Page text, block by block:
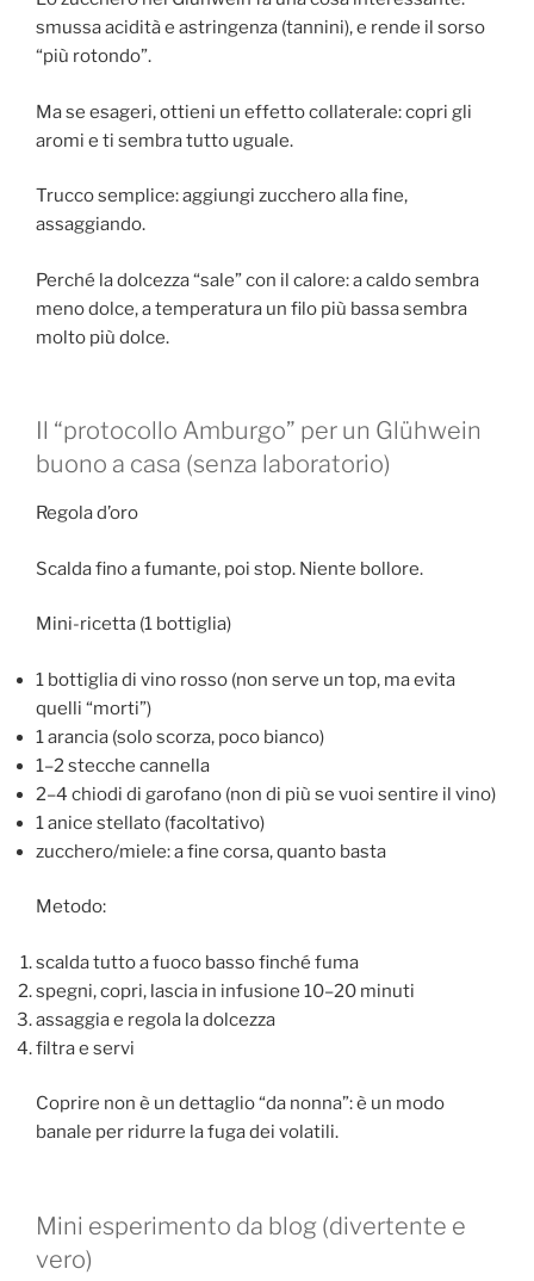
smussa acidità e astringenza (tannini), e rende il sorso
“più rotondo”.
Ma se esageri, ottieni un effetto collaterale: copri gli
aromi e ti sembra tutto uguale.
Trucco semplice: aggiungi zucchero alla fine,
assaggiando.
Perché la dolcezza “sale” con il calore: a caldo sembra
meno dolce, a temperatura un filo più bassa sembra
molto più dolce.
Il “protocollo Amburgo” per un Glühwein
buono a casa (senza laboratorio)
Regola d’oro
Scalda fino a fumante, poi stop. Niente bollore.
Mini-ricetta (1 bottiglia)
1 bottiglia di vino rosso (non serve un top, ma evita
quelli “morti”)
1 arancia (solo scorza, poco bianco)
1–2 stecche cannella
2–4 chiodi di garofano (non di più se vuoi sentire il vino)
1 anice stellato (facoltativo)
zucchero/miele: a fine corsa, quanto basta
Metodo:
scalda tutto a fuoco basso finché fuma
spegni, copri, lascia in infusione 10–20 minuti
assaggia e regola la dolcezza
filtra e servi
Coprire non è un dettaglio “da nonna”: è un modo
banale per ridurre la fuga dei volatili.
Mini esperimento da blog (divertente e
vero)